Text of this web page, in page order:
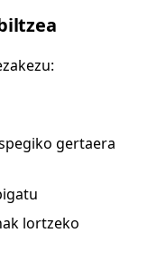
gertaera
lortzeko